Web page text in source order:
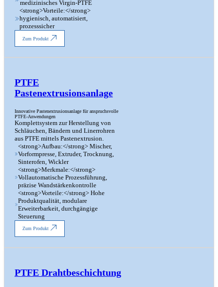
medizinisches Virgin-PTFE
<strong>Vorteile:</strong>
hygienisch, automatisiert,
prozesssicher
Zum Produkt
PTFE
Pastenextrusionsanlage
Innovative Pastenextrusionsanlage für anspruchsvolle
PTFE-Anwendungen
Komplettsystem zur Herstellung von
Schläuchen, Bändern und Linerrohren
aus PTFE mittels Pastenextrusion.
<strong>Aufbau:</strong> Mischer,
Vorformpresse, Extruder, Trocknung,
Sinterofen, Wickler
<strong>Merkmale:</strong>
Vollautomatische Prozessführung,
präzise Wandstärkenkontrolle
<strong>Vorteile:</strong> Hohe
Produktqualität, modulare
Erweiterbarkeit, durchgängige
Steuerung
Zum Produkt
PTFE Drahtbeschichtung